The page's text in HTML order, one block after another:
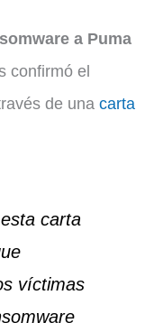
a Puma
confirmó el
de una carta
carta
víctimas